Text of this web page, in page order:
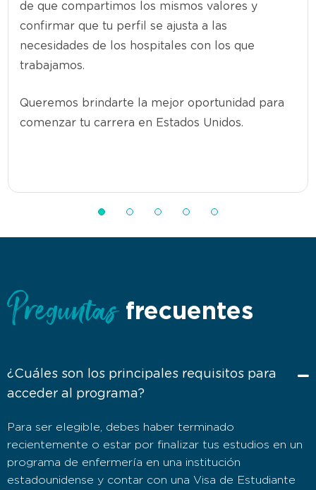
de que compartimos los mismos valores y
confirmar que tu perfil se ajusta a las
necesidades de los hospitales con los que
trabajamos.
Queremos brindarte la mejor oportunidad para
comenzar tu carrera en Estados Unidos.
Preguntasfrecuentes
¿Cuáles son los principales requisitos para
acceder al programa?
Para ser elegible, debes haber terminado
recientemente o estar por finalizar tus estudios en un
programa de enfermería en una institución
estadounidense y contar con una Visa de Estudiante